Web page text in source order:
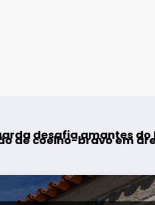
área rewilding
BTT na mítica AF